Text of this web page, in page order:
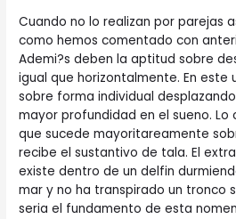
Cuando no lo realizan por parejas
como hemos comentado con
Ademi?s deben la aptitud sobre
igual que horizontalmente. En este
sobre forma individual
mayor profundidad en el sueno. Lo
que sucede mayoritareamente
recibe el sustantivo de tala. El
existe dentro de un delfin
mar y no ha transpirado un tronco
seri­a el fundamento de esta